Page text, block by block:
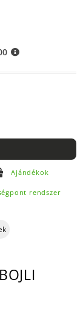
Ajándékok
rendszer